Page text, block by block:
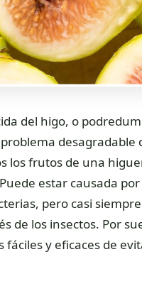
del higo, o
desagradable
los frutos de una
estar causada
pero casi
de los insectos. Por
fáciles y eficaces de